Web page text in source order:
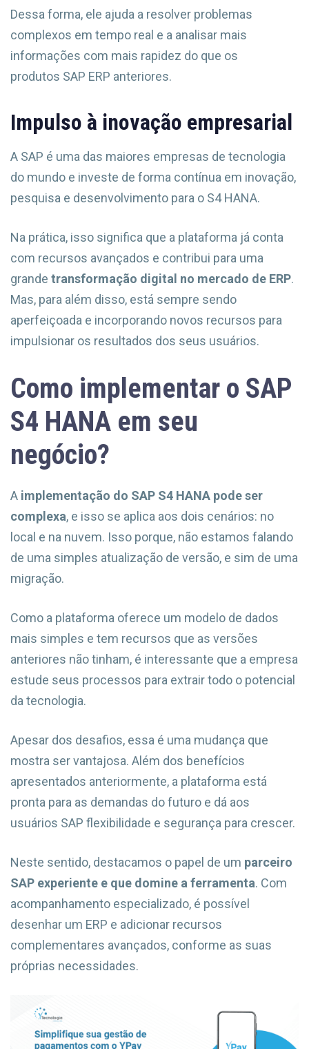
Dessa forma, ele ajuda a resolver problemas
complexos em tempo real e a analisar mais
informações com mais rapidez do que os
produtos SAP ERP anteriores.
Impulso à inovação empresarial
A SAP é uma das maiores empresas de tecnologia
do mundo e investe de forma contínua em inovação,
pesquisa e desenvolvimento para o S4 HANA.
Na prática, isso significa que a plataforma já conta
com recursos avançados e contribui para uma
grande transformação digital no mercado de ERP.
Mas, para além disso, está sempre sendo
aperfeiçoada e incorporando novos recursos para
impulsionar os resultados dos seus usuários.
Como implementar o SAP
S4 HANA em seu
negócio?
A implementação do SAP S4 HANA pode ser
complexa, e isso se aplica aos dois cenários: no
local e na nuvem. Isso porque, não estamos falando
de uma simples atualização de versão, e sim de uma
migração.
Como a plataforma oferece um modelo de dados
mais simples e tem recursos que as versões
anteriores não tinham, é interessante que a empresa
estude seus processos para extrair todo o potencial
da tecnologia.
Apesar dos desafios, essa é uma mudança que
mostra ser vantajosa. Além dos benefícios
apresentados anteriormente, a plataforma está
pronta para as demandas do futuro e dá aos
usuários SAP flexibilidade e segurança para crescer.
Neste sentido, destacamos o papel de um parceiro
SAP experiente e que domine a ferramenta. Com
acompanhamento especializado, é possível
desenhar um ERP e adicionar recursos
complementares avançados, conforme as suas
próprias necessidades.